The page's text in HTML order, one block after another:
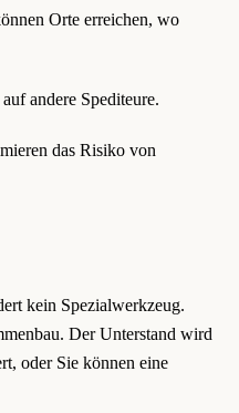
Orte erreichen, wo
andere Spediteure.
das Risiko von
kein Spezialwerkzeug.
Der Unterstand wird
oder Sie können eine